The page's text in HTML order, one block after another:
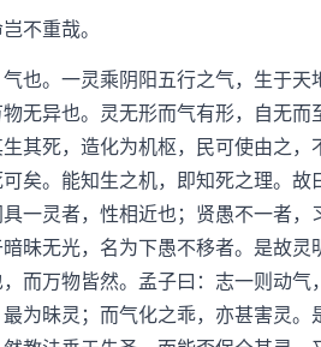
不重哉。
也。一灵乘阴阳五行之气，生于天
无异也。灵无形而气有形，自无而
其死，造化为机枢，民可使由之，
矣。能知生之机，即知死之理。故
一灵者，性相近也；贤愚不一者，
昧无光，名为下愚不移者。是故灵
而万物皆然。孟子曰：志一则动气
为昧灵；而气化之乖，亦甚害灵。